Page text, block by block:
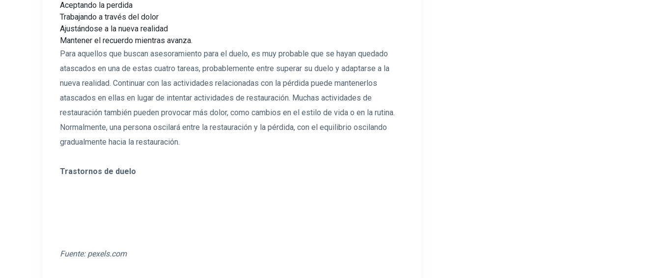
Aceptando la perdida
Trabajando a través del dolor
Ajustándose a la nueva realidad
Mantener el recuerdo mientras avanza.
Para aquellos que buscan asesoramiento para el duelo, es muy probable que se hayan quedado
atascados en una de estas cuatro tareas, probablemente entre superar su duelo y adaptarse a la
nueva realidad. Continuar con las actividades relacionadas con la pérdida puede mantenerlos
atascados en ellas en lugar de intentar actividades de restauración. Muchas actividades de
restauración también pueden provocar más dolor, como cambios en el estilo de vida o en la rutina.
Normalmente, una persona oscilará entre la restauración y la pérdida, con el equilibrio oscilando
gradualmente hacia la restauración.
Trastornos de duelo
Fuente: pexels.com